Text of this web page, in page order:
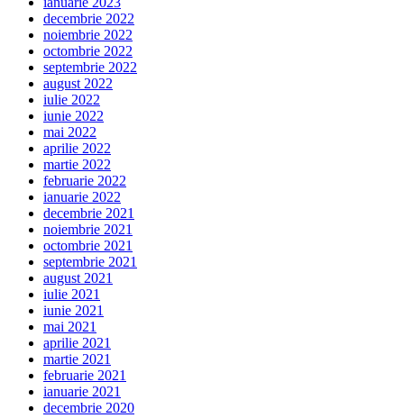
decembrie 2022
noiembrie 2022
octombrie 2022
septembrie 2022
august 2022
iulie 2022
iunie 2022
mai 2022
aprilie 2022
martie 2022
februarie 2022
ianuarie 2022
decembrie 2021
noiembrie 2021
octombrie 2021
septembrie 2021
august 2021
iulie 2021
iunie 2021
mai 2021
aprilie 2021
martie 2021
februarie 2021
ianuarie 2021
decembrie 2020